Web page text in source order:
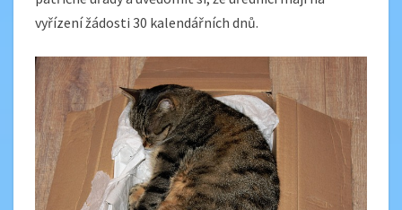
vyřízení žádosti 30 kalendářních dnů.